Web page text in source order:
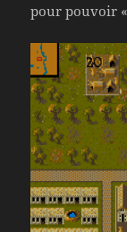
pour pouvoir